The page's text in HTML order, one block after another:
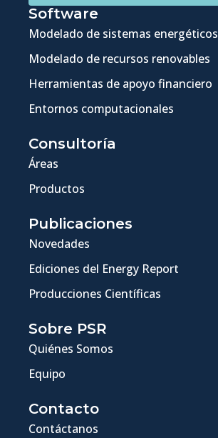
Software
Modelado de sistemas energéticos
Modelado de recursos renovables
Herramientas de apoyo financiero
Entornos computacionales
Consultoría
Áreas
Productos
Publicaciones
Novedades
Ediciones del Energy Report
Producciones Científicas
Sobre PSR
Quiénes Somos
Equipo
Contacto
Contáctanos